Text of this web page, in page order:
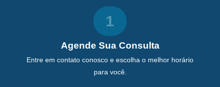
1
Agende Sua Consulta
Entre em contato conosco e escolha o melhor horário
para você.